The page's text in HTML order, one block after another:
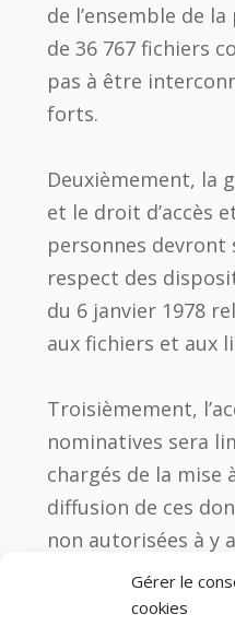
Gérer le
cookies
de l’ensemble de
de 36 767 fichiers
pas à être
forts.
Deuxièmement, la
et le droit d’accès
personnes devront
respect des
du 6 janvier 1978
aux fichiers et aux
Troisièmement,
nominatives sera
chargés de la mise
diffusion de ces
non autorisées à y
détournement
prévues aux